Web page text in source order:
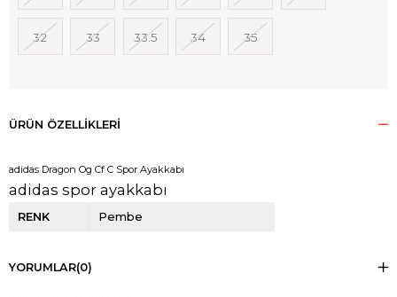
32 33 33.5 34 35
ÜRÜN ÖZELLIKLERI
adidas Dragon Og Cf C Spor Ayakkabı
adidas spor ayakkabı
RENK Pembe
YORUMLAR(0)